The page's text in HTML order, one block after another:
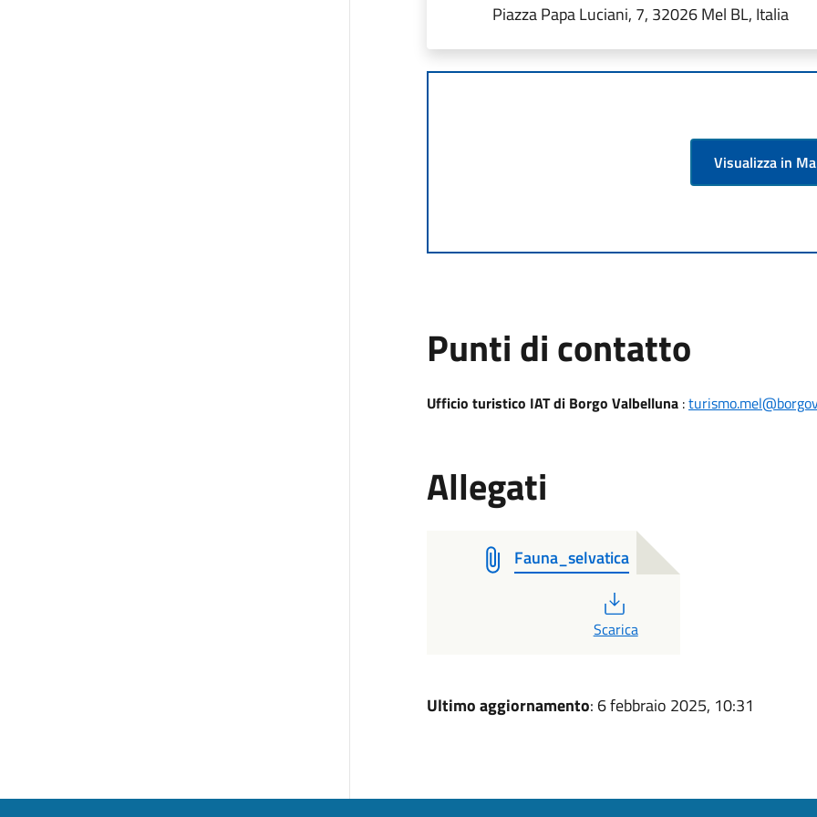
Piazza Papa Luciani, 7, 32026 Mel BL, Italia
Visualizza in
Punti di contatto
Ufficio turistico IAT di Borgo Valbelluna:
Allegati
Fauna_selvatica
Scarica
Ultimo aggiornamento: 6 febbraio 2025, 10:31